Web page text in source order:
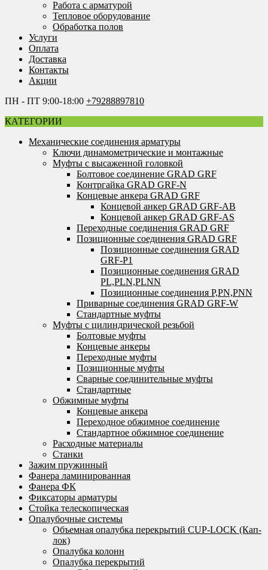
Работа с арматурой
Тепловое оборудование
Обработка полов
Услуги
Оплата
Доставка
Контакты
Акции
ПН - ПТ 9:00-18:00 +79288897810
КАТЕГОРИИ
Механические соединения арматуры
Ключи динамометрические и монтажные
Муфты с высаженной головкой
Болтовое соединение GRAD GRF
Контргайка GRAD GRF-N
Концевые анкера GRAD GRF
Концевой анкер GRAD GRF-AB
Концевой анкер GRAD GRF-AS
Переходные соединения GRAD GRF
Позиционные соединения GRAD GRF
Позиционные соединения GRAD
GRF-P1
Позиционные соединения GRAD
PL,PLN,PLNN
Позиционные соединения P,PN,PNN
Приварные соединения GRAD GRF-W
Стандартные муфты
Муфты с цилиндрической резьбой
Болтовые муфты
Концевые анкеры
Переходные муфты
Позиционные муфты
Сварные соединительные муфты
Стандартные
Обжимные муфты
Концевые анкера
Переходное обжимное соединение
Стандартное обжимное соединение
Расходные материалы
Станки
Зажим пружинный
Фанера ламинированная
Фанера ФК
Фиксаторы арматуры
Стойка телескопическая
Опалубочные системы
Объемная опалубка перекрытий CUP-LOCK (Кап-
лок)
Опалубка колонн
Опалубка перекрытий